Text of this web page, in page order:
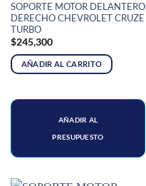
SOPORTE MOTOR DELANTERO
DERECHO CHEVROLET CRUZE
TURBO
$245,300
AÑADIR AL CARRITO
AÑADIR AL
PRESUPUESTO